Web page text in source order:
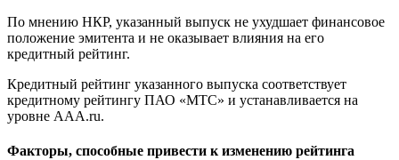
По мнению НКР, указанный выпуск не ухудшает финансовое
положение эмитента и не оказывает влияния на его
кредитный рейтинг.
Кредитный рейтинг указанного выпуска соответствует
кредитному рейтингу ПАО «МТС» и устанавливается на
уровне AАА.ru.
Факторы, способные привести к изменению рейтинга